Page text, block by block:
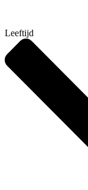
Leeftijd